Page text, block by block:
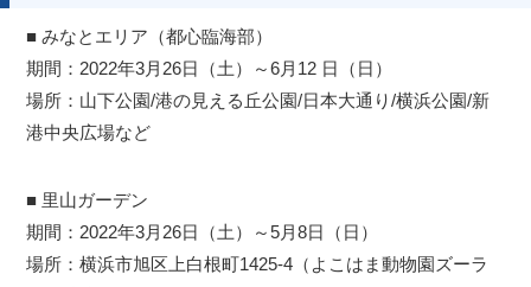
■ みなとエリア（都心臨海部）
期間：2022年3月26日（土）～6月12 日（日）
場所：山下公園/港の見える丘公園/日本大通り/横浜公園/新
港中央広場など
■ 里山ガーデン
期間：2022年3月26日（土）～5月8日（日）
場所：横浜市旭区上白根町1425-4（よこはま動物園ズーラ